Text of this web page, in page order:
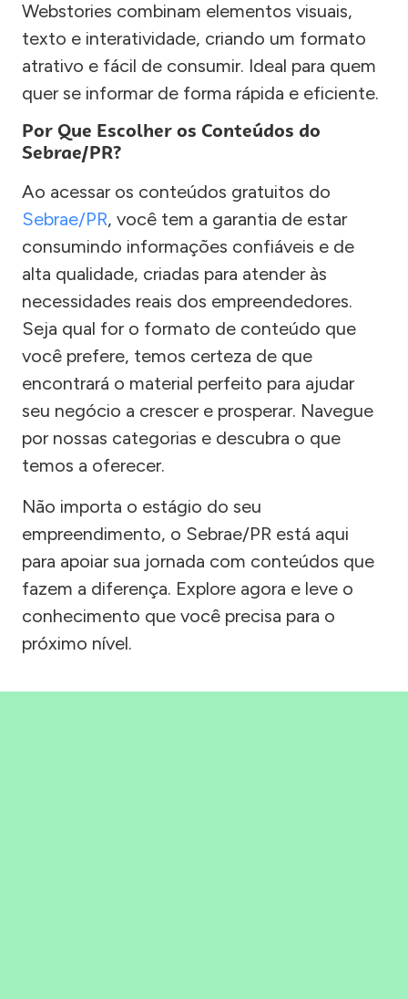
Webstories combinam elementos visuais,
texto e interatividade, criando um formato
atrativo e fácil de consumir. Ideal para quem
quer se informar de forma rápida e eficiente.
Por Que Escolher os Conteúdos do
Sebrae/PR?
Ao acessar os conteúdos gratuitos do
Sebrae/PR, você tem a garantia de estar
consumindo informações confiáveis e de
alta qualidade, criadas para atender às
necessidades reais dos empreendedores.
Seja qual for o formato de conteúdo que
você prefere, temos certeza de que
encontrará o material perfeito para ajudar
seu negócio a crescer e prosperar. Navegue
por nossas categorias e descubra o que
temos a oferecer.
Não importa o estágio do seu
empreendimento, o Sebrae/PR está aqui
para apoiar sua jornada com conteúdos que
fazem a diferença. Explore agora e leve o
conhecimento que você precisa para o
próximo nível.